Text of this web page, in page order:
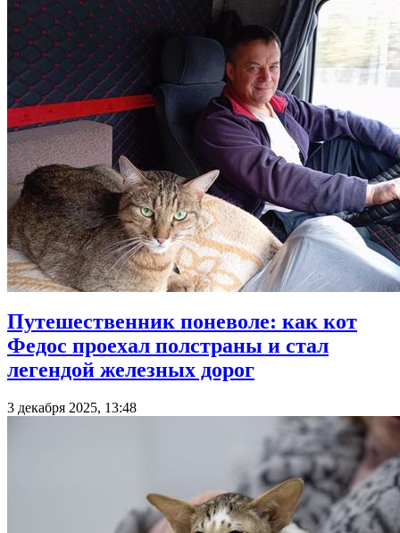
Путешественник поневоле: как кот
Федос проехал полстраны и стал
легендой железных дорог
3 декабря 2025, 13:48